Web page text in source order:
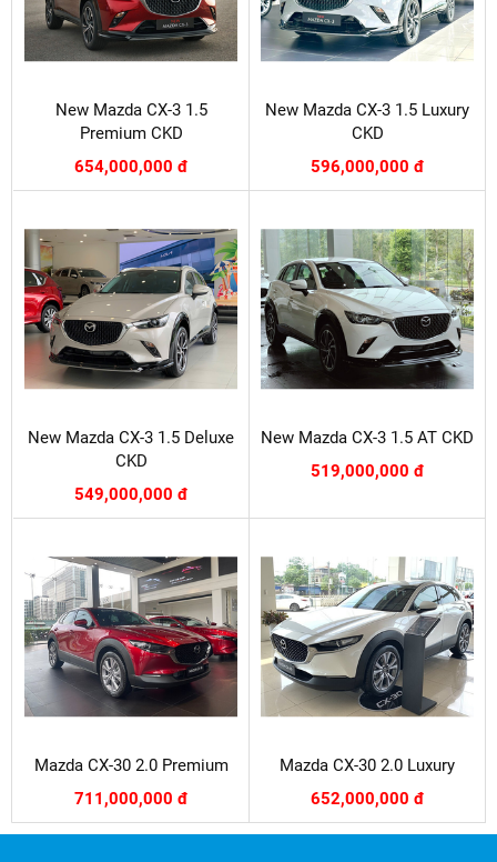
New Mazda CX-3 1.5
Premium CKD
654,000,000 đ
New Mazda CX-3 1.5 Luxury
CKD
596,000,000 đ
New Mazda CX-3 1.5 Deluxe
CKD
549,000,000 đ
New Mazda CX-3 1.5 AT CKD
519,000,000 đ
Mazda CX-30 2.0 Premium
711,000,000 đ
Mazda CX-30 2.0 Luxury
652,000,000 đ